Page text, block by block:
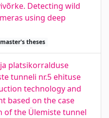
Detecting wild
using deep
master's theses
platsikorralduse
tunneli nr.5 ehituse
technology and
based on the case
of the Ülemiste tunnel